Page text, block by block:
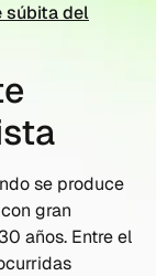
súbita del
se produce
gran
años. Entre el